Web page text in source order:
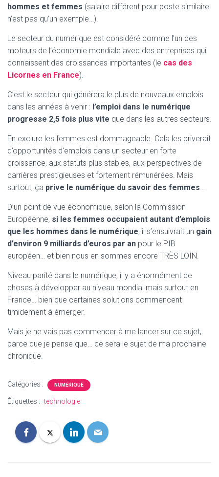
hommes et femmes (salaire différent pour poste similaire
n’est pas qu’un exemple…).
Le secteur du numérique est considéré comme l’un des
moteurs de l’économie mondiale avec des entreprises qui
connaissent des croissances importantes (le cas des
Licornes en France).
C’est le secteur qui générera le plus de nouveaux emplois
dans les années à venir : l’emploi dans le numérique
progresse 2,5 fois plus vite que dans les autres secteurs.
En exclure les femmes est dommageable. Cela les priverait
d’opportunités d’emplois dans un secteur en forte
croissance, aux statuts plus stables, aux perspectives de
carrières prestigieuses et fortement rémunérées. Mais
surtout, ça prive le numérique du savoir des femmes…
D’un point de vue économique, selon la Commission
Européenne, si les femmes occupaient autant d’emplois
que les hommes dans le numérique, il s’ensuivrait un gain
d’environ 9 milliards d’euros par an pour le PIB
européen… et bien nous en sommes encore TRÈS LOIN.
Niveau parité dans le numérique, il y a énormément de
choses à développer au niveau mondial mais surtout en
France… bien que certaines solutions commencent
timidement à émerger.
Mais je ne vais pas commencer à me lancer sur ce sujet,
parce que je pense que… ce sera le sujet de ma prochaine
chronique.
Catégories : NUMÉRIQUE
Étiquettes : technologie